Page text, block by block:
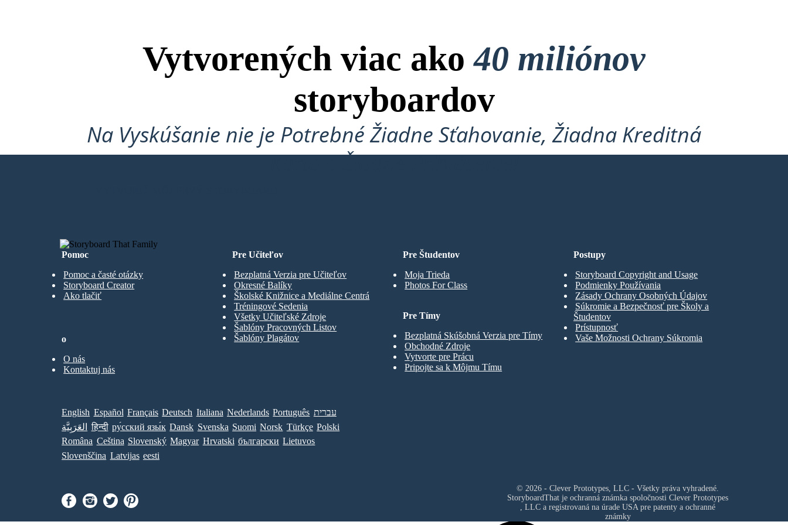
Vytvorených viac ako40 miliónov
storyboardov
Na Vyskúšanie nie je Potrebné Žiadne Sťahovanie, Žiadna Kreditná
Karta a Žiadne Prihlásenie!
Pomoc
Pomoc a časté otázky
Storyboard Creator
Ako tlačiť
Pre Študentov
Moja Trieda
Photos For Class
Pre Učiteľov
Bezplatná Verzia pre Učiteľov
Okresné Balíky
Školské Knižnice a Mediálne Centrá
Tréningové Sedenia
Všetky Učiteľské Zdroje
Šablóny Pracovných Listov
Šablóny Plagátov
Pre Tímy
Bezplatná Skúšobná Verzia pre Tímy
Obchodné Zdroje
Vytvorte pre Prácu
Pripojte sa k Môjmu Tímu
o
O nás
Kontaktuj nás
Postupy
Storyboard Copyright and Usage
Podmienky Používania
Zásady Ochrany Osobných Údajov
Súkromie a Bezpečnosť pre Školy a
Študentov
Prístupnosť
Vaše Možnosti Ochrany Súkromia
English Español Français Deutsch Italiana Nederlands Português עברית
العَرَبِيَّة
हिन्दी ру́сский язы́к Dansk Svenska Suomi Norsk Türkçe Polski
Româna Ceština Slovenský Magyar Hrvatski български Lietuvos
Slovenščina Latvijas eesti
© 2026 - Clever Prototypes, LLC - Všetky práva vyhradené.
StoryboardThat je ochranná známka spoločnosti Clever Prototypes
, LLC a registrovaná na úrade USA pre patenty a ochranné
známky